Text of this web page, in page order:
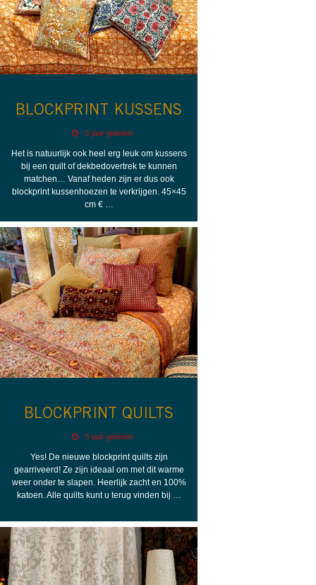
BLOCKPRINT KUSSENS
5 jaar geleden
Het is natuurlijk ook heel erg leuk om kussens
bij een quilt of dekbedovertrek te kunnen
matchen… Vanaf heden zijn er dus ook
blockprint kussenhoezen te verkrijgen. 45×45
cm € …
BLOCKPRINT QUILTS
5 jaar geleden
Yes! De nieuwe blockprint quilts zijn
gearriveerd! Ze zijn ideaal om met dit warme
weer onder te slapen. Heerlijk zacht en 100%
katoen. Alle quilts kunt u terug vinden bij …